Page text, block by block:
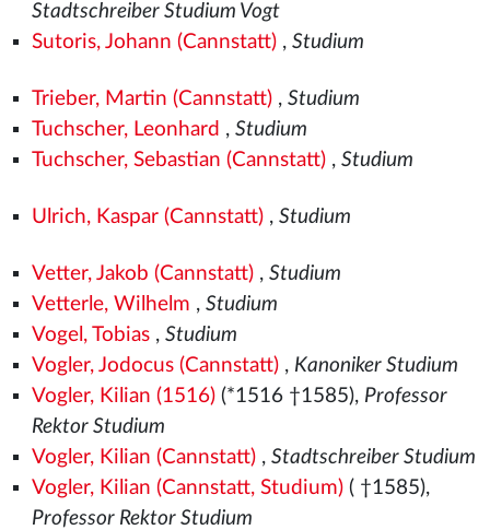
Stadtschreiber Studium Vogt
Sutoris, Johann (Cannstatt), Studium
Trieber, Martin (Cannstatt), Studium
Tuchscher, Leonhard , Studium
Tuchscher, Sebastian (Cannstatt), Studium
Ulrich, Kaspar (Cannstatt), Studium
Vetter, Jakob (Cannstatt), Studium
Vetterle, Wilhelm , Studium
Vogel, Tobias, Studium
Vogler, Jodocus (Cannstatt), Kanoniker Studium
Vogler, Kilian (1516)(*1516 †1585), Professor
Rektor Studium
Vogler, Kilian (Cannstatt), Stadtschreiber Studium
Vogler, Kilian (Cannstatt, Studium)( †1585),
Professor Rektor Studium